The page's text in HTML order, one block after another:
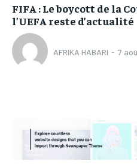
FIFA : Le boycott de la
l’UEFA reste d’actualité
AFRIKA HABARI - 7